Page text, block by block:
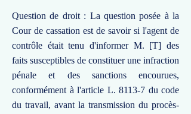
Question de droit : La question posée à la
Cour de cassation est de savoir si l'agent de
contrôle était tenu d'informer M. [T] des
faits susceptibles de constituer une infraction
pénale et des sanctions encourues,
conformément à l'article L. 8113-7 du code
du travail, avant la transmission du procès-